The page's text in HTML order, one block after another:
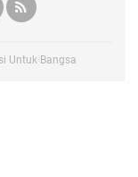
Untuk Bangsa